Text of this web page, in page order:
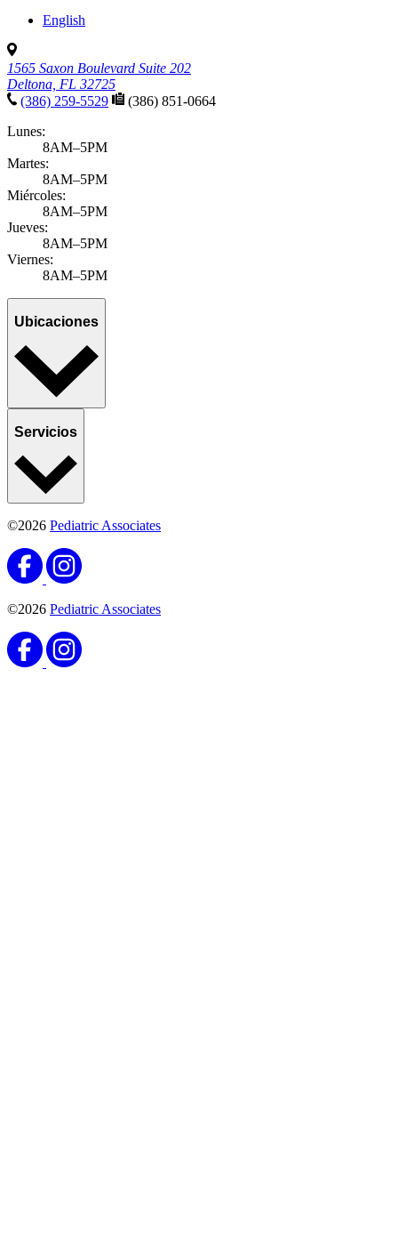
English
1565 Saxon Boulevard Suite 202
Deltona, FL 32725
(386) 259-5529
(386) 851-0664
Lunes:
8AM–5PM
Martes:
8AM–5PM
Miércoles:
8AM–5PM
Jueves:
8AM–5PM
Viernes:
8AM–5PM
Ubicaciones
Servicios
©2026 Pediatric Associates
©2026 Pediatric Associates